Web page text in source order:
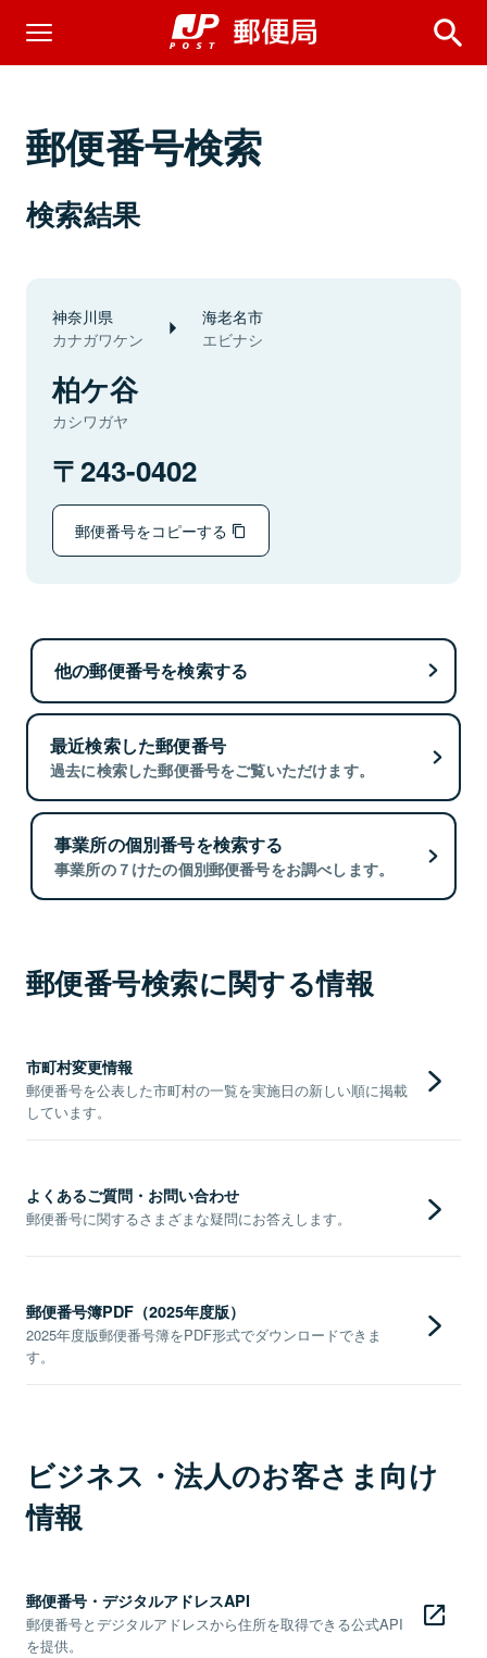
郵便番号検索
検索結果
神奈川県
カナガワケン
海老名市
エビナシ
柏ケ谷
カシワガヤ
243-0402
郵便番号をコピーする
他の郵便番号を検索する
最近検索した郵便番号
過去に検索した郵便番号をご覧いただけます。
事業所の個別番号を検索する
事業所の７けたの個別郵便番号をお調べします。
郵便番号検索に関する情報
市町村変更情報
郵便番号を公表した市町村の一覧を実施日の新しい順に掲載
しています。
よくあるご質問・お問い合わせ
郵便番号に関するさまざまな疑問にお答えします。
郵便番号簿PDF（2025年度版）
2025年度版郵便番号簿をPDF形式でダウンロードできま
す。
ビジネス・法人のお客さま向け
情報
郵便番号・デジタルアドレスAPI
郵便番号とデジタルアドレスから住所を取得できる公式API
を提供。